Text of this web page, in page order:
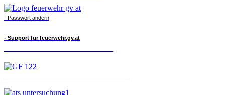
- Passwort ändern
- Support für feuerwehr.gv.at